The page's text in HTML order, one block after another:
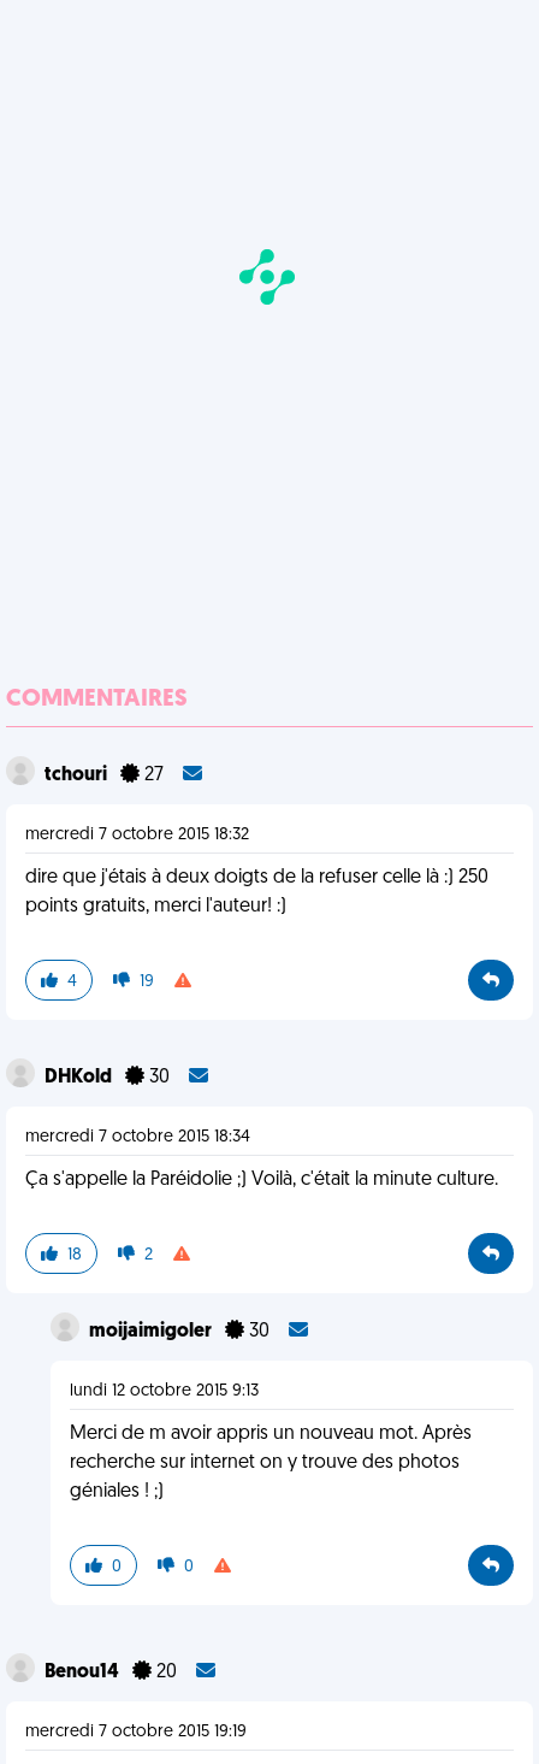
COMMENTAIRES
tchouri 27
mercredi 7 octobre 2015 18:32
dire que j'étais à deux doigts de la refuser celle là :) 250
points gratuits, merci l'auteur! :)
4 19
DHKold 30
mercredi 7 octobre 2015 18:34
Ça s'appelle la Paréidolie ;) Voilà, c'était la minute culture.
18 2
moijaimigoler 30
lundi 12 octobre 2015 9:13
Merci de m avoir appris un nouveau mot. Après
recherche sur internet on y trouve des photos
géniales ! ;)
0 0
Benou14 20
mercredi 7 octobre 2015 19:19